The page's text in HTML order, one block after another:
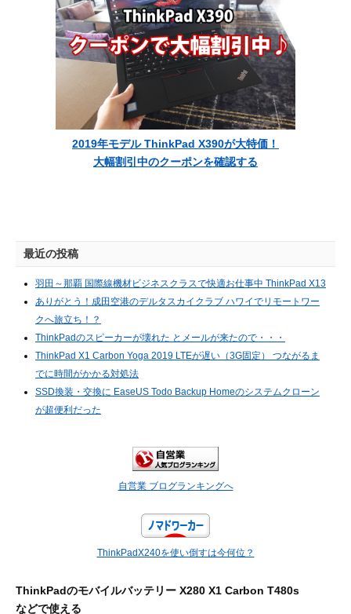
2019年モデル ThinkPad X390が大特価！
大幅割引中のクーポンを確認する
最近の投稿
羽田～那覇 国際線機材ビジネスクラスで快適お仕事中 ThinkPad X13
ありがとう！成田空港のデルタスカイクラブ ハワイでリモートワー
クへ旅立ち！？
ThinkPadのスピーカーが壊れた とメールが来たので・・・
ThinkPad X1 Carbon Yoga 2019 LTEが遅い（3G固定） つながるま
でに時間がかかる対処法
SSD換装・交換に EaseUS Todo Backup Homeのシステムクローン
が超便利だった
自営業 ブログランキングへ
ThinkPadX240を使い倒すは今何位？
ThinkPadのモバイルバッテリー X280 X1 Carbon T480s
などで使える